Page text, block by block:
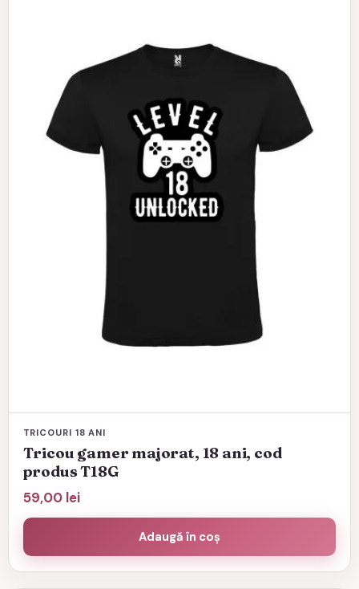
TRICOURI 18 ANI
Tricou gamer majorat, 18 ani, cod
produs T18G
59,00 lei
Adaugă în coș
Opțiunile